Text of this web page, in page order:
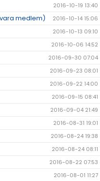
2016-10-19 13:40
medlem) 2016-10-14 15:06
2016-10-13 09:10
2016-10-06 14:52
2016-09-30 07:04
2016-09-23 08:01
2016-09-22 14:00
2016-09-15 08:41
2016-09-04 21:49
2016-08-31 19:01
2016-08-24 19:38
2016-08-24 08:11
2016-08-22 07:53
2016-08-01 11:27